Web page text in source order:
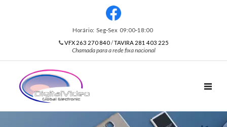
Horário: Seg‑Sex 09:00‑18:00
VFX 263 270 840/TAVIRA 281 403 225
Chamada para a rede fixa nacional